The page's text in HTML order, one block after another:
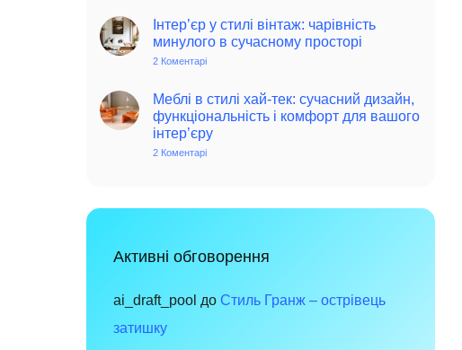
особливості
та
поради
–
джерело
позитиву
інтер’єрі
Інтер’єр у стилі вінтаж: чарівність
минулого в сучасному просторі
2 Коментарі
стилі
вінтаж:
чарівність
минулого
в
Меблі в стилі хай-тек: сучасний дизайн,
функціональність і комфорт для вашого
інтер’єру
2 Коментарі
тек:
комфорт
вашого
інтер’єру
Активні обговорення
ai_draft_pool до Стиль Гранж – острівець
затишку